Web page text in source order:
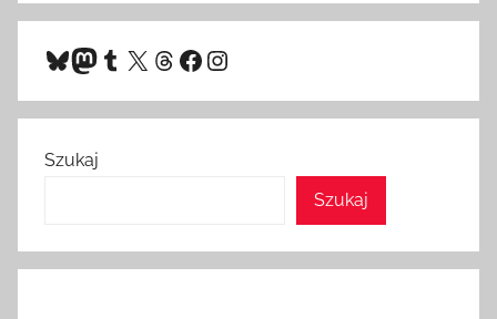
Bluesky
Mastodon
Tumblr
X Threads
Facebook
Instagram
Szukaj
Szukaj